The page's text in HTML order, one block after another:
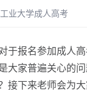
业大学成人高考
报名参加成人高
大家普遍关心的
接下来老师会为